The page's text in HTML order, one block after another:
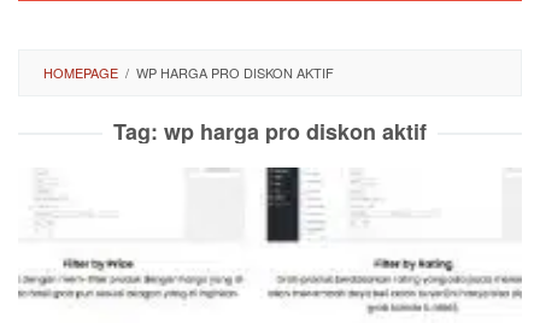
HOMEPAGE / WP HARGA PRO DISKON AKTIF
Tag: wp harga pro diskon aktif